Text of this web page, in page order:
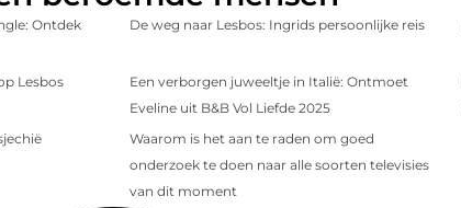
Ontdek
De weg naar Lesbos: Ingrids persoonlijke reis
Lesbos
Een verborgen juweeltje in Italië: Ontmoet
Eveline uit B&B Vol Liefde 2025
Waarom is het aan te raden om goed
onderzoek te doen naar alle soorten televisies
van dit moment